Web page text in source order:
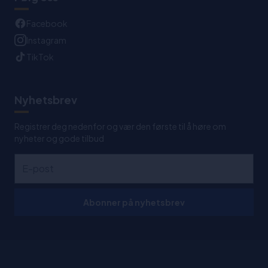
Facebook
Instagram
TikTok
Nyhetsbrev
Registrer deg nedenfor og vær den første til å høre om
nyheter og gode tilbud